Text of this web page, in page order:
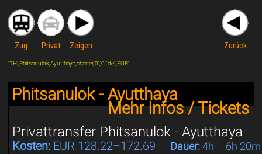
Zug Privat Zeigen Zurück
'TH',Phitsanulok,Ayutthaya,charter,'0','0','de','EUR'
Phitsanulok - Ayutthaya
Mehr Infos / Tickets
Privattransfer Phitsanulok - Ayutthaya
Kosten:EUR 128.22–172.69 Dauer:4h – 6h 20m